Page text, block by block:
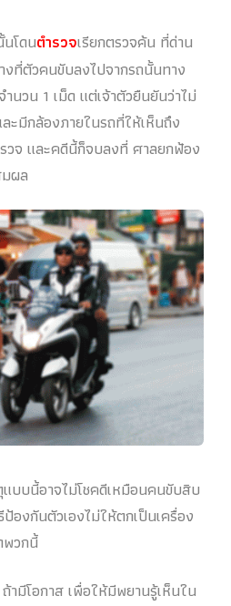
โดนตำรวจเรียกตรวจค้น ที่ด่าน
ที่ตัวคนขับลงไปจากรถนั้นทาง
นวน 1 เม็ด แต่เจ้าตัวยืนยันว่าไม่
ะมีกล้องภายในรถที่ให้เห็นถึง
วจ และคดีนี้ก็จบลงที่ ศาลยกฟ้อง
ผล
บบนี้อาจไม่โชคดีเหมือนคนขับสิบ
องกันตัวเองไม่ให้ตกเป็นเครื่อง
พวกนี้
ถ้ามีโอกาส เพื่อให้มีพยานรู้เห็นใน